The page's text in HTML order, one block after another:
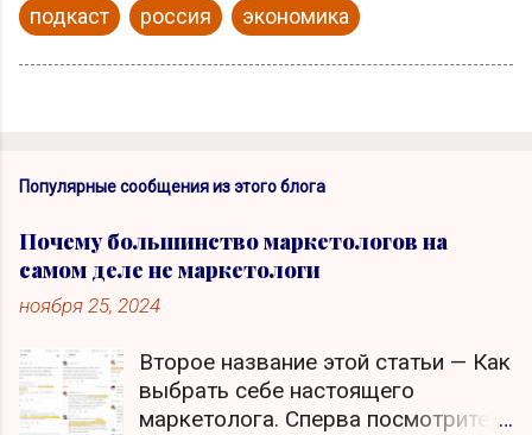
подкаст
россия экономика
Популярные сообщения из этого блога
Почему большинство маркетологов на
самом деле не маркетологи
ноября 25, 2024
Второе название этой статьи — Как
выбрать себе настоящего
маркетолога. Сперва посмотрите